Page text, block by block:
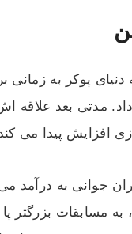
پوکر به زمانی
مدتی بعد علاقه
افزایش پیدا می
جوانی به درآمد می
به مسابقات